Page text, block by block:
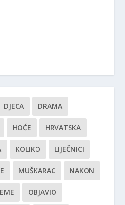
DJECA DRAMA
HOĆE HRVATSKA
KOLIKO LIJEČNICI
MUŠKARAC NAKON
OBJAVIO